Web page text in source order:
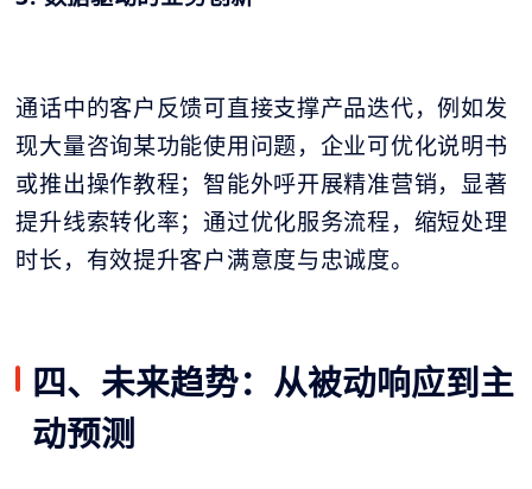
通话中的客户反馈可直接支撑产品迭代，例如发
现大量咨询某功能使用问题，企业可优化说明书
或推出操作教程；智能外呼开展精准营销，显著
提升线索转化率；通过优化服务流程，缩短处理
时长，有效提升客户满意度与忠诚度。
四、未来趋势：从被动响应到主
动预测